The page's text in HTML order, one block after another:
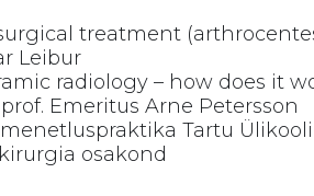
treatment
Leibur
radiology – how does it
Emeritus Arne Petersson
menetluspraktika Tartu
osakond